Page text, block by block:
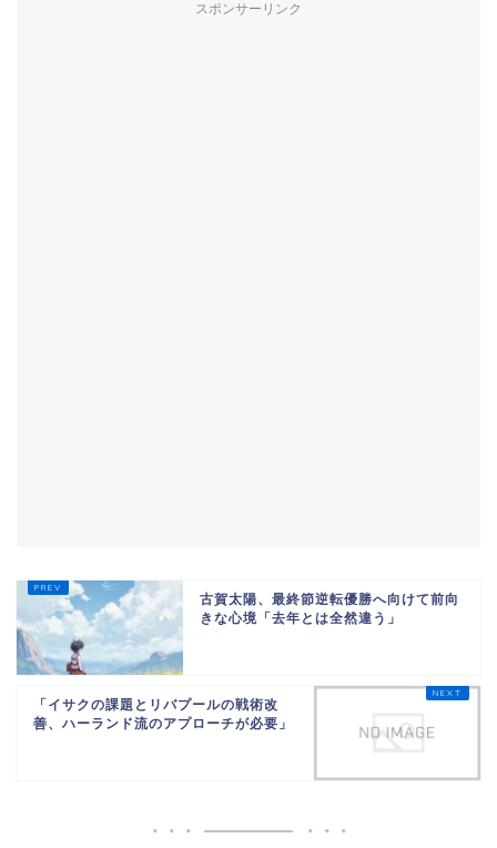
スポンサーリンク
古賀太陽、最終節逆転優勝へ向けて前向
きな心境「去年とは全然違う」
「イサクの課題とリバプールの戦術改
善、ハーランド流のアプローチが必要」